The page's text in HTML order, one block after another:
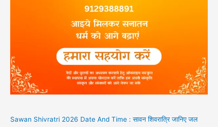
Sawan Shivratri 2026 Date And Time : सावन शिवरात्रि जानिए जल